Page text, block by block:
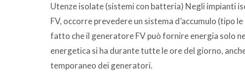
Utenze isolate (sistemi con batteria) Negli impianti
FV, occorre prevedere un sistema d’accumulo (tipo
fatto che il generatore FV può fornire energia solo
energetica si ha durante tutte le ore del giorno,
temporaneo dei generatori.